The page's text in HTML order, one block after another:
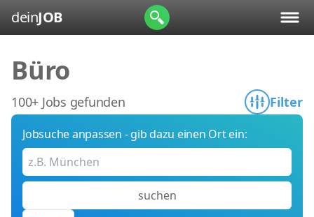
deinJOB
Büro
100+ Jobs gefunden Filter
Jobsuche anpassen - gib dazu einen Ort ein:
suchen